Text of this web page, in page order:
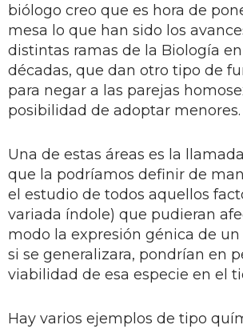
biólogo creo que es hora de
mesa lo que han sido los
distintas ramas de la Biología
décadas, que dan otro tipo de
para negar a las parejas
posibilidad de adoptar menores.
Una de estas áreas es la
que la podríamos definir de
el estudio de todos aquellos
variada índole) que pudieran
modo la expresión génica de
si se generalizara, pondrían en
viabilidad de esa especie en el
Hay varios ejemplos de tipo